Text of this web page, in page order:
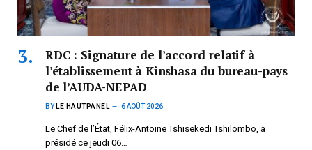
RDC : Signature de l’accord relatif à
l’établissement à Kinshasa du bureau-pays
de l’AUDA-NEPAD
BY LE HAUTPANEL 6 AOÛT 2026
Le Chef de l’État, Félix-Antoine Tshisekedi Tshilombo, a
présidé ce jeudi 06…